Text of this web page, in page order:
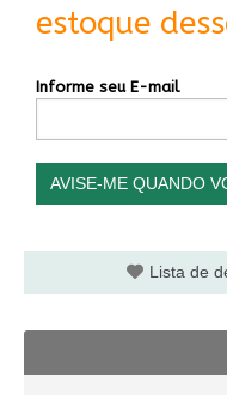
estoque
Informe seu E-mail
AVISE-ME QUANDO
Lista de